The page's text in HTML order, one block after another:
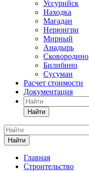
Уссурийск
Находка
Магадан
Нерюнгри
Мирный
Анадырь
Сковородино
Билибино
Сусуман
Расчет стоимости
Документация
Найти
Найти
Главная
Строительство